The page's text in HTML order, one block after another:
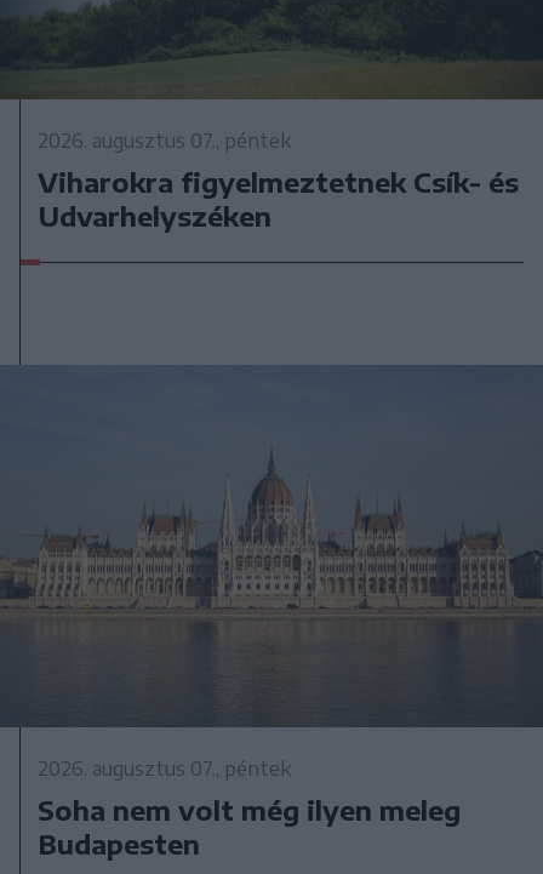
2026. augusztus 07., péntek
Viharokra figyelmeztetnek Csík- és
Udvarhelyszéken
2026. augusztus 07., péntek
Soha nem volt még ilyen meleg
Budapesten